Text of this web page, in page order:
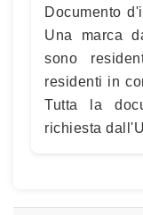
Documento
Una marca
sono
residenti in
Tutta la
richiesta